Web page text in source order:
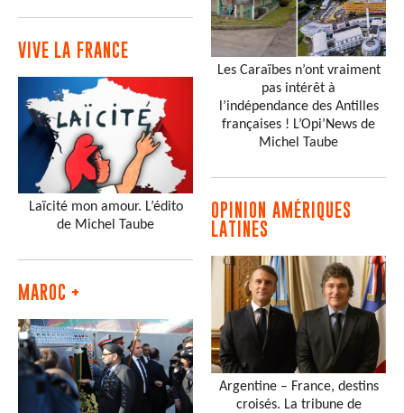
VIVE LA FRANCE
Laïcité mon amour. L’édito
de Michel Taube
MAROC +
Les Caraïbes n’ont vraiment
pas intérêt à
l’indépendance des Antilles
françaises ! L’Opi’News de
Michel Taube
OPINION AMÉRIQUES
LATINES
Argentine – France, destins
croisés. La tribune de